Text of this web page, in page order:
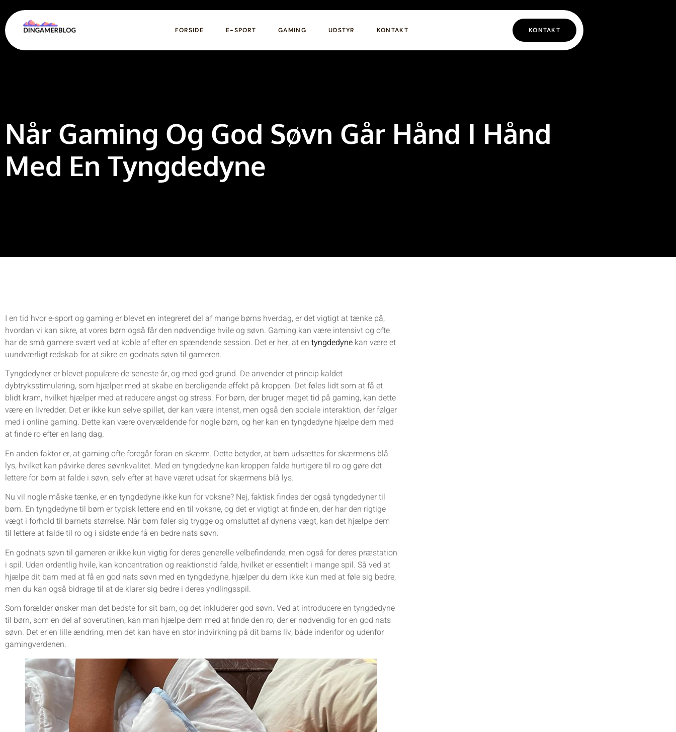
FORSIDE E-SPORT GAMING UDSTYR KONTAKT KONTAKT
Når Gaming Og God Søvn Går Hånd I Hånd
Med En Tyngdedyne
I en tid hvor e-sport og gaming er blevet en integreret del af mange børns hverdag, er det vigtigt at tænke på,
hvordan vi kan sikre, at vores børn også får den nødvendige hvile og søvn. Gaming kan være intensivt og ofte
har de små gamere svært ved at koble af efter en spændende session. Det er her, at en tyngdedyne kan være et
uundværligt redskab for at sikre en godnats søvn til gameren.
Tyngdedyner er blevet populære de seneste år, og med god grund. De anvender et princip kaldet
dybtryksstimulering, som hjælper med at skabe en beroligende effekt på kroppen. Det føles lidt som at få et
blidt kram, hvilket hjælper med at reducere angst og stress. For børn, der bruger meget tid på gaming, kan dette
være en livredder. Det er ikke kun selve spillet, der kan være intenst, men også den sociale interaktion, der følger
med i online gaming. Dette kan være overvældende for nogle børn, og her kan en tyngdedyne hjælpe dem med
at finde ro efter en lang dag.
En anden faktor er, at gaming ofte foregår foran en skærm. Dette betyder, at børn udsættes for skærmens blå
lys, hvilket kan påvirke deres søvnkvalitet. Med en tyngdedyne kan kroppen falde hurtigere til ro og gøre det
lettere for børn at falde i søvn, selv efter at have været udsat for skærmens blå lys.
Nu vil nogle måske tænke, er en tyngdedyne ikke kun for voksne? Nej, faktisk findes der også tyngdedyner til
børn. En tyngdedyne til børn er typisk lettere end en til voksne, og det er vigtigt at finde en, der har den rigtige
vægt i forhold til barnets størrelse. Når børn føler sig trygge og omsluttet af dynens vægt, kan det hjælpe dem
til lettere at falde til ro og i sidste ende få en bedre nats søvn.
En godnats søvn til gameren er ikke kun vigtig for deres generelle velbefindende, men også for deres præstation
i spil. Uden ordentlig hvile, kan koncentration og reaktionstid falde, hvilket er essentielt i mange spil. Så ved at
hjælpe dit barn med at få en god nats søvn med en tyngdedyne, hjælper du dem ikke kun med at føle sig bedre,
men du kan også bidrage til at de klarer sig bedre i deres yndlingsspil.
Som forælder ønsker man det bedste for sit barn, og det inkluderer god søvn. Ved at introducere en tyngdedyne
til børn, som en del af soverutinen, kan man hjælpe dem med at finde den ro, der er nødvendig for en god nats
søvn. Det er en lille ændring, men det kan have en stor indvirkning på dit barns liv, både indenfor og udenfor
gamingverdenen.